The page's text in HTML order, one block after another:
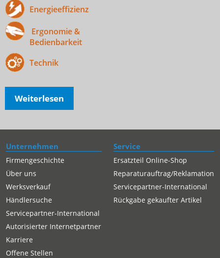
Energieeffizienz
Ergonomie &
Bedienbarkeit
Technik
Weiterlesen
Unternehmen
Firmengeschichte
Über uns
Werksverkauf
Händlersuche
Servicepartner-International
Autorisierter Internetpartner
Karriere
Offene Stellen
Service
Ersatzteil Online-Shop
Reparaturauftrag/Reklamation
Servicepartner-International
Rückgabe gekaufter Artikel